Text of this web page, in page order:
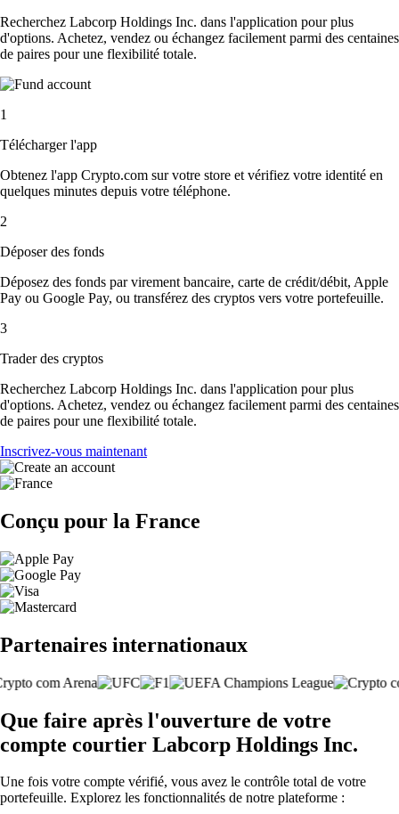
Recherchez Labcorp Holdings Inc. dans l'application pour plus
d'options. Achetez, vendez ou échangez facilement parmi des centaines
de paires pour une flexibilité totale.
1
Télécharger l'app
Obtenez l'app Crypto.com sur votre store et vérifiez votre identité en
quelques minutes depuis votre téléphone.
2
Déposer des fonds
Déposez des fonds par virement bancaire, carte de crédit/débit, Apple
Pay ou Google Pay, ou transférez des cryptos vers votre portefeuille.
3
Trader des cryptos
Recherchez Labcorp Holdings Inc. dans l'application pour plus
d'options. Achetez, vendez ou échangez facilement parmi des centaines
de paires pour une flexibilité totale.
Inscrivez-vous maintenant
Conçu pour la France
Partenaires internationaux
Que faire après l'ouverture de votre
compte courtier Labcorp Holdings Inc.
Une fois votre compte vérifié, vous avez le contrôle total de votre
portefeuille. Explorez les fonctionnalités de notre plateforme :